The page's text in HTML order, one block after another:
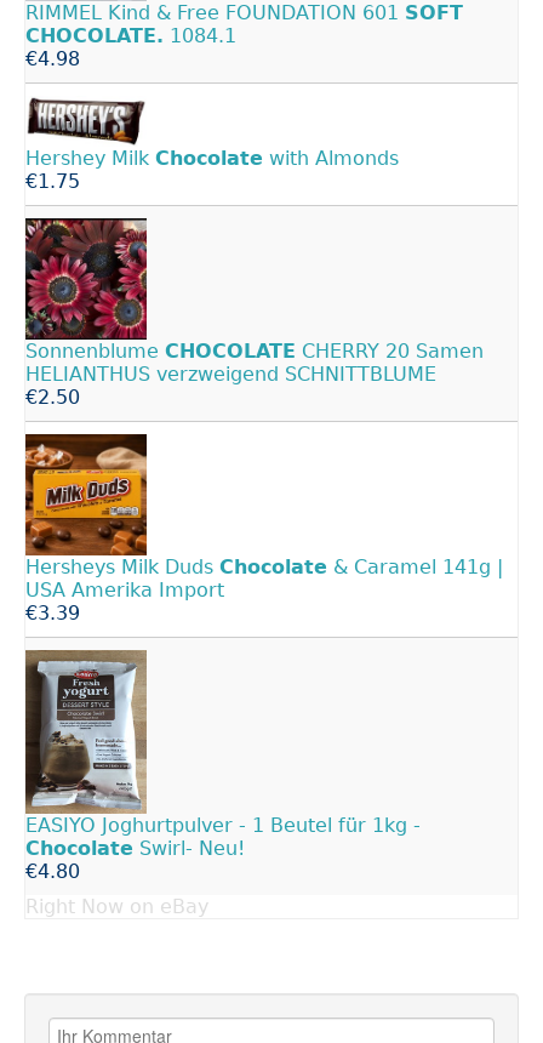
RIMMEL Kind & Free FOUNDATION 601 SOFT
CHOCOLATE. 1084.1
€4.98
Hershey Milk Chocolate with Almonds
€1.75
Sonnenblume CHOCOLATE CHERRY 20 Samen
HELIANTHUS verzweigend SCHNITTBLUME
€2.50
Hersheys Milk Duds Chocolate & Caramel 141g |
USA Amerika Import
€3.39
EASIYO Joghurtpulver - 1 Beutel für 1kg -
Chocolate Swirl- Neu!
€4.80
Right Now on eBay